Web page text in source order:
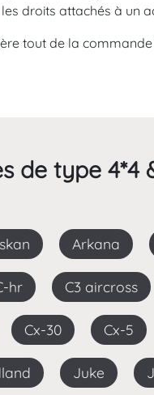
droits attachés à un
tout de la
de type 4*4
Arkana
C-hr C3 aircross
Cx-30 Cx-5
Juke